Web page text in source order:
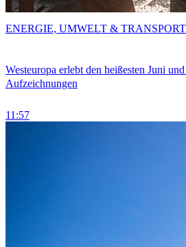
Westeuropa erlebt den heißesten Juni
Aufzeichnungen
11:57
ENERGIE, UMWELT & TRANSPORT